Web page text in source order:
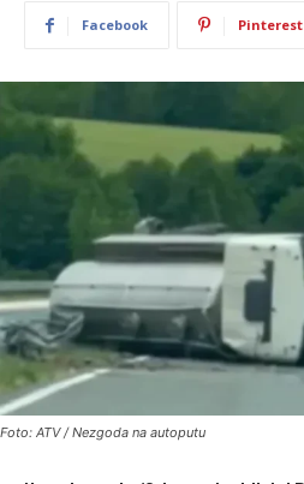
Facebook Pinterest
Foto: ATV / Nezgoda na autoputu